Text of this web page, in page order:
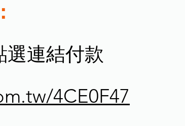
選連結付款
4CE0F47